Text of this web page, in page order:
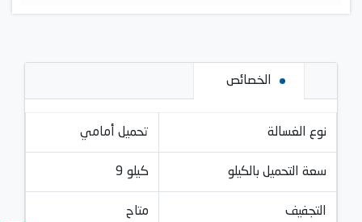
الخصائص
نوع الغسالة تحميل أمامي
سعة التحميل بالكيلو 9 كيلو
التجفيف متاح